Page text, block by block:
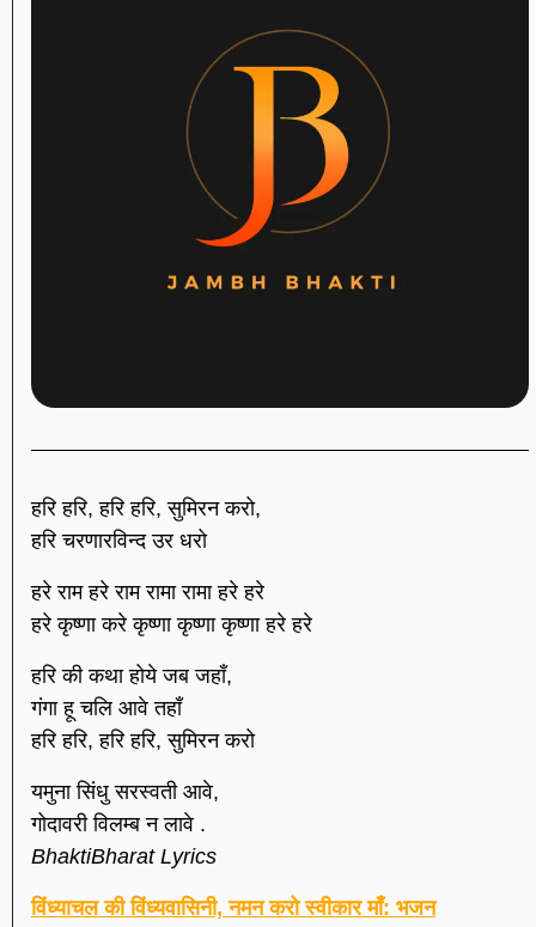
हरि हरि, हरि हरि, सुमिरन करो,
हरि चरणारविन्द उर धरो
हरे राम हरे राम रामा रामा हरे हरे
हरे कृष्णा करे कृष्णा कृष्णा कृष्णा हरे हरे
हरि की कथा होये जब जहाँ,
गंगा हू चलि आवे तहाँ
हरि हरि, हरि हरि, सुमिरन करो
यमुना सिंधु सरस्वती आवे,
गोदावरी विलम्ब न लावे .
BhaktiBharat Lyrics
विंध्याचल की विंध्यवासिनी, नमन करो स्वीकार माँ: भजन